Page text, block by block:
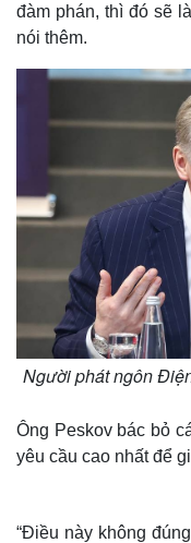
đàm phán, thì đó sẽ
nói thêm.
Người phát ngôn
Ông Peskov bác bỏ
yêu cầu cao nhất để
“Điều này không